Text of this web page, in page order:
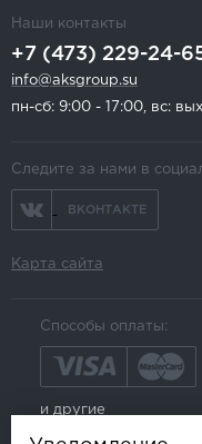
Наши контакты
+7 (473) 229-24-
info@aksgroup.su
пн-сб: 9:00 - 17:00, вс:
Следите за нами в
ВКОНТАКТЕ
Карта сайта
Способы оплаты:
и другие